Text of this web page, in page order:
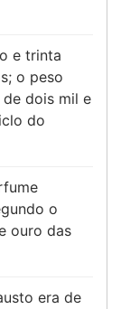
e trinta
o peso
dois mil e
do
o
ouro das
era de